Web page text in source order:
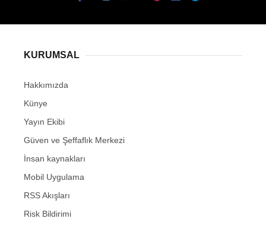
KURUMSAL
Hakkımızda
Künye
Yayın Ekibi
Güven ve Şeffaflık Merkezi
İnsan kaynakları
Mobil Uygulama
RSS Akışları
Risk Bildirimi